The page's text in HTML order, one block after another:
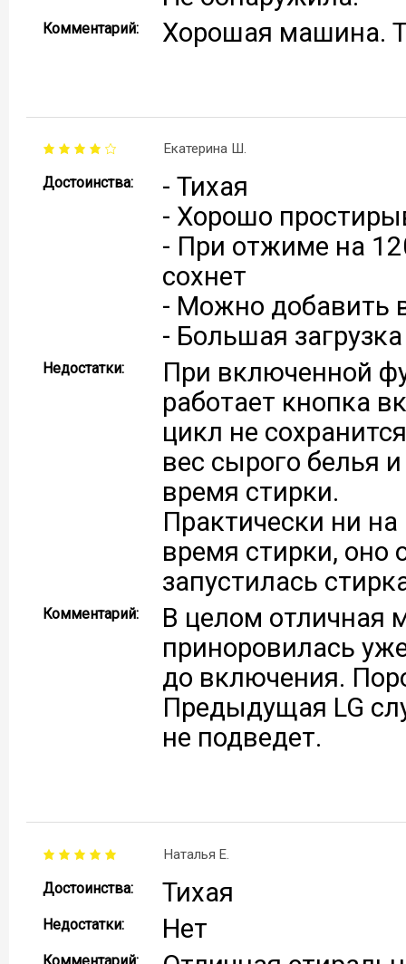
Комментарий: Хорошая машина.
Екатерина Ш.
Достоинства:
- Тихая
- Хорошо
- При отжиме на
сохнет
- Можно добавить
- Большая загрузка
Недостатки:
При включенной
работает кнопка
цикл не
вес сырого белья
время стирки.
Практически ни
время стирки, оно
запустилась
Комментарий:
В целом отличная
приноровилась
до включения.
Предыдущая LG
не подведет.
Наталья Е.
Достоинства: Тихая
Недостатки: Нет
Комментарий: